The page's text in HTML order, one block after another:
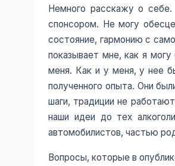
Немного расскажу о
спонсором. Не могу
состояние, гармонию с
показывает мне, как я
меня. Как и у меня, у нее
полученного опыта. Они
шаги, традиции не
наши идеи до тех
автомобилистов, частью
Вопросы, которые в